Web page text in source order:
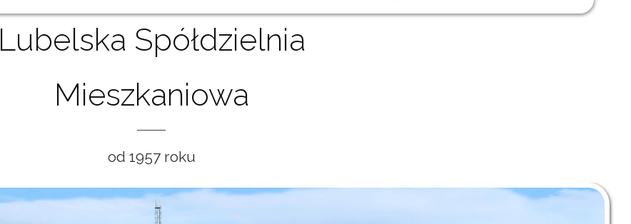
Lubelska Spółdzielnia
Mieszkaniowa
od 1957 roku